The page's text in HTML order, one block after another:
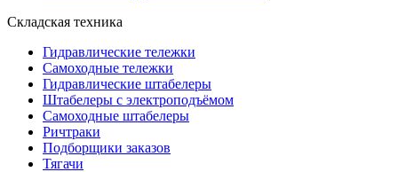
Складская техника
Гидравлические тележки
Самоходные тележки
Гидравлические штабелеры
Штабелеры с электроподъёмом
Самоходные штабелеры
Ричтраки
Подборщики заказов
Тягачи